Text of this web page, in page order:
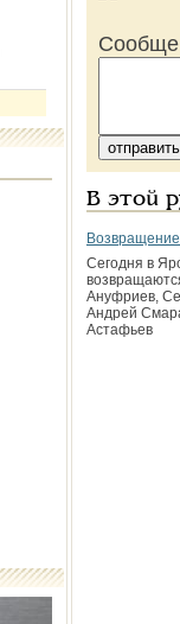
В этой
Сегодня в
Ануфриев,
Андрей
Астафьев